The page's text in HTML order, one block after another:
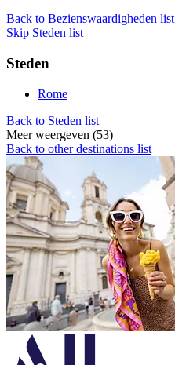
Back to Bezienswaardigheden list
Skip Steden list
Steden
Rome
Back to Steden list
Meer weergeven (53)
Back to other destinations list